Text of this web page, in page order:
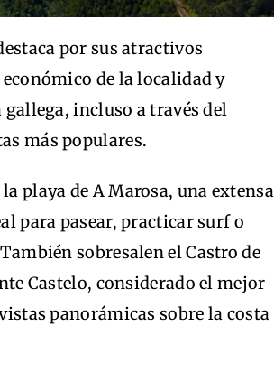
por sus atractivos
de la localidad y
incluso a través del
más populares.
playa de A Marosa, una extensa
para pasear, practicar surf o
sobresalen el Castro de
Castelo, considerado el mejor
panorámicas sobre la costa